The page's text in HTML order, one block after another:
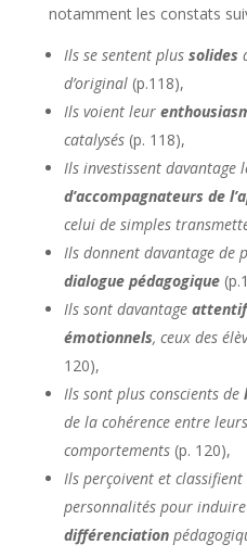
notamment les constats
Ils se sentent plus solides
d’original(p.118),
Ils voient leur
catalysés(p. 118),
Ils investissent davantage
d’accompagnateurs de
celui de simples
Ils donnent davantage de
dialogue pédagogique
Ils sont davantage
émotionnels, ceux des
120),
Ils sont plus conscients de
de la cohérence entre
comportements(p. 120),
Ils perçoivent et
personnalités pour
différenciation